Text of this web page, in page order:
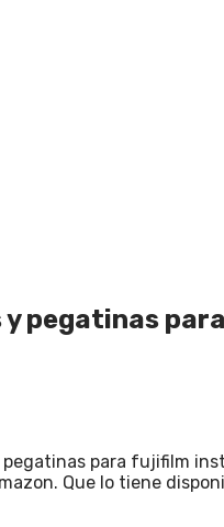
pegatinas
para fujifilm
Que lo tiene